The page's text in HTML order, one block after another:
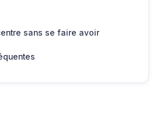
sans se faire avoir